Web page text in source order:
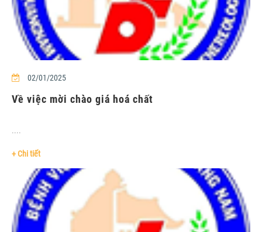
02/01/2025
Về việc mời chào giá hoá chất
....
+ Chi tiết